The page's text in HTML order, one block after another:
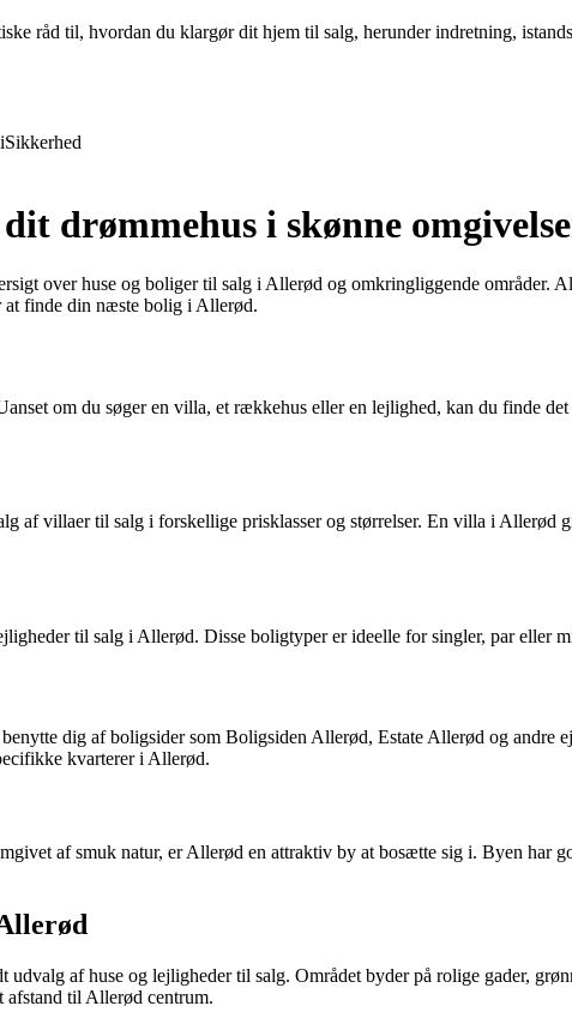
råd til, hvordan du klargør dit hjem til salg, herunder indretning,
Sikkerhed
drømmehus i skønne
over huse og boliger til salg i Allerød og omkringliggende områder.
finde din næste bolig i Allerød.
om du søger en villa, et rækkehus eller en lejlighed, kan du finde
af villaer til salg i forskellige prisklasser og størrelser. En villa i Allerød
til salg i Allerød. Disse boligtyper er ideelle for singler, par eller
dig af boligsider som Boligsiden Allerød, Estate Allerød og andre
kvarterer i Allerød.
af smuk natur, er Allerød en attraktiv by at bosætte sig i. Byen
af huse og lejligheder til salg. Området byder på rolige gader,
afstand til Allerød centrum.